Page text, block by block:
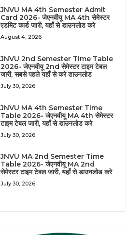
JNVU MA 4th Semester Admit
Card 2026- जेएनवीयू MA 4th सेमेस्टर
एडमिट कार्ड जारी, यहाँ से डाउनलोड करे
August 4, 2026
JNVU 2nd Semester Time Table
2026- जेएनवीयू 2nd सेमेस्टर टाइम टेबल
जारी, सबसे पहले यहाँ से करे डाउनलोड
July 30, 2026
JNVU MA 4th Semester Time
Table 2026- जेएनवीयू MA 4th सेमेस्टर
टाइम टेबल जारी, यहाँ से डाउनलोड करे
July 30, 2026
JNVU MA 2nd Semester Time
Table 2026- जेएनवीयू MA 2nd
सेमेस्टर टाइम टेबल जारी, यहाँ से डाउनलोड करे
July 30, 2026